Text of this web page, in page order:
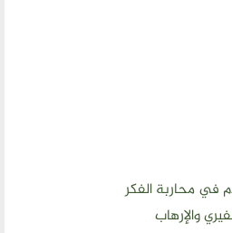
في محاربة الفكر
والإرهاب